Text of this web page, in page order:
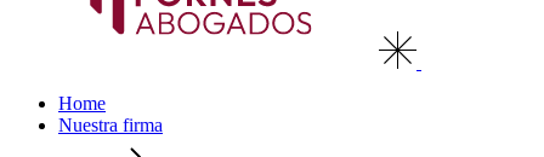
Home
Nuestra firma